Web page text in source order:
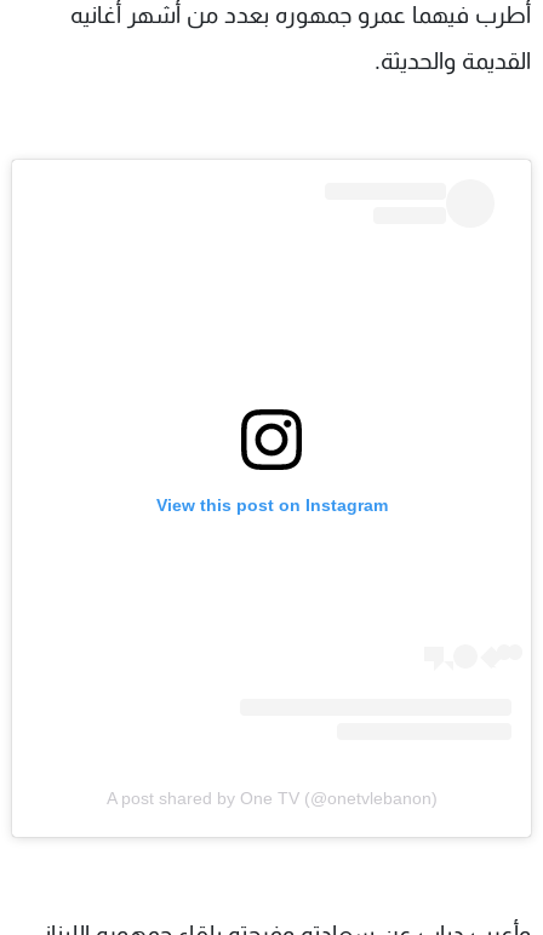
أطرب فيهما عمرو جمهوره بعدد من أشهر أغانيه
القديمة والحديثة.
View this post on Instagram
A post shared by One TV (@onetvlebanon)